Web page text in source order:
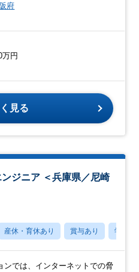
府
万円
見る
ジニア ＜兵庫県／尼崎
産休・育休あり 賞与あり 学歴不
ンでは、インターネットでの脅